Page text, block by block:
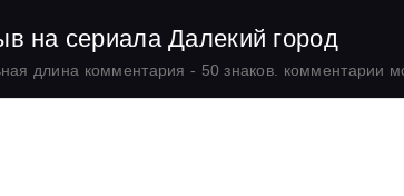
на сериала Далекий город
длина комментария - 50 знаков. комментарии